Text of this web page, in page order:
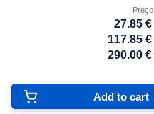
Preço
27.85 €
117.85 €
290.00 €